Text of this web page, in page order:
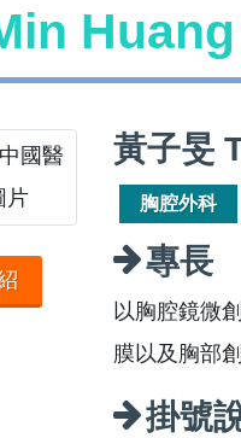
黃子旻
胸腔外科
專長
以胸腔鏡微
膜以及胸部
掛號